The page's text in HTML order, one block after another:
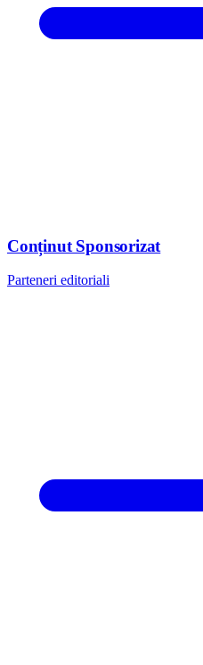
Conținut Sponsorizat
Parteneri editoriali